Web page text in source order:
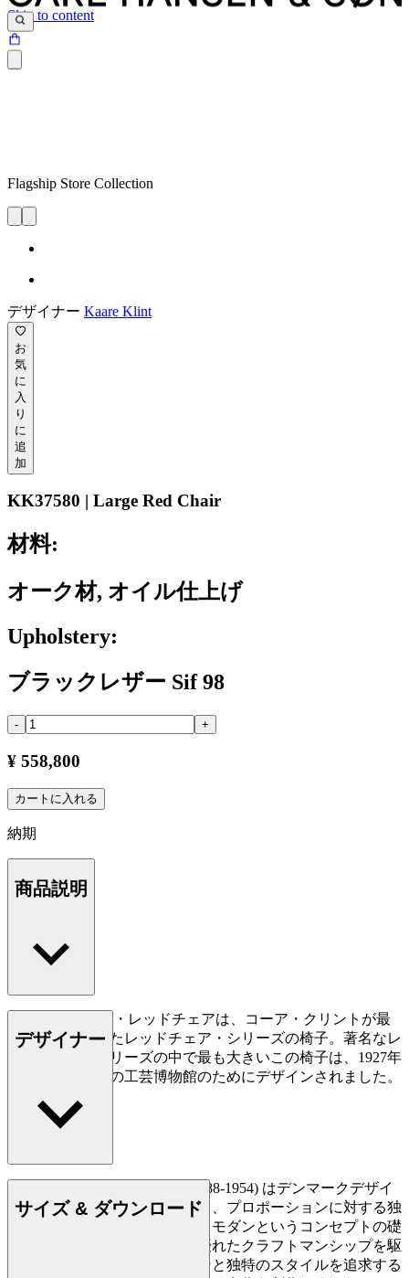
Skip to content
Flagship Store Collection
デザイナー Kaare Klint
お
気
に
入
り
に
追
加
KK37580 | Large Red Chair
材料:
オーク材, オイル仕上げ
Upholstery:
ブラックレザー Sif 98
- +
¥ 558,800
カートに入れる
納期
商品説明
KK37580 ラージ・レッドチェアは、コーア・クリントが最
初にデザインしたレッドチェア・シリーズの椅子。著名なレ
ッドチェア・シリーズの中で最も大きいこの椅子は、1927年
コペンハーゲンの工芸博物館のためにデザインされました。
もっと読む
デザイナー
建築家のコーア・クリント (1888-1954) はデンマークデザイ
ンを導く光のような存在であり、プロポーションに対する独
自の理解によって、デンマークモダンというコンセプトの礎
を築きました。上質な素材と優れたクラフトマンシップを駆
使し、明確で論理的なデザインと独特のスタイルを追求する
サイズ & ダウンロード